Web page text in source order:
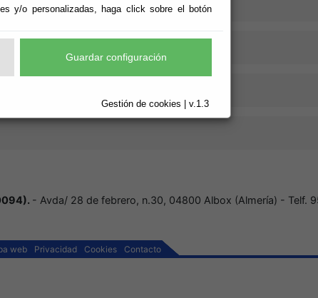
y/o personalizadas, haga click sobre el botón
Guardar configuración
Gestión de cookies | v.1.3
- Avda/ 28 de febrero, n.30, 04800 Albox (Almería) - Telf.
web Privacidad Cookies Contacto